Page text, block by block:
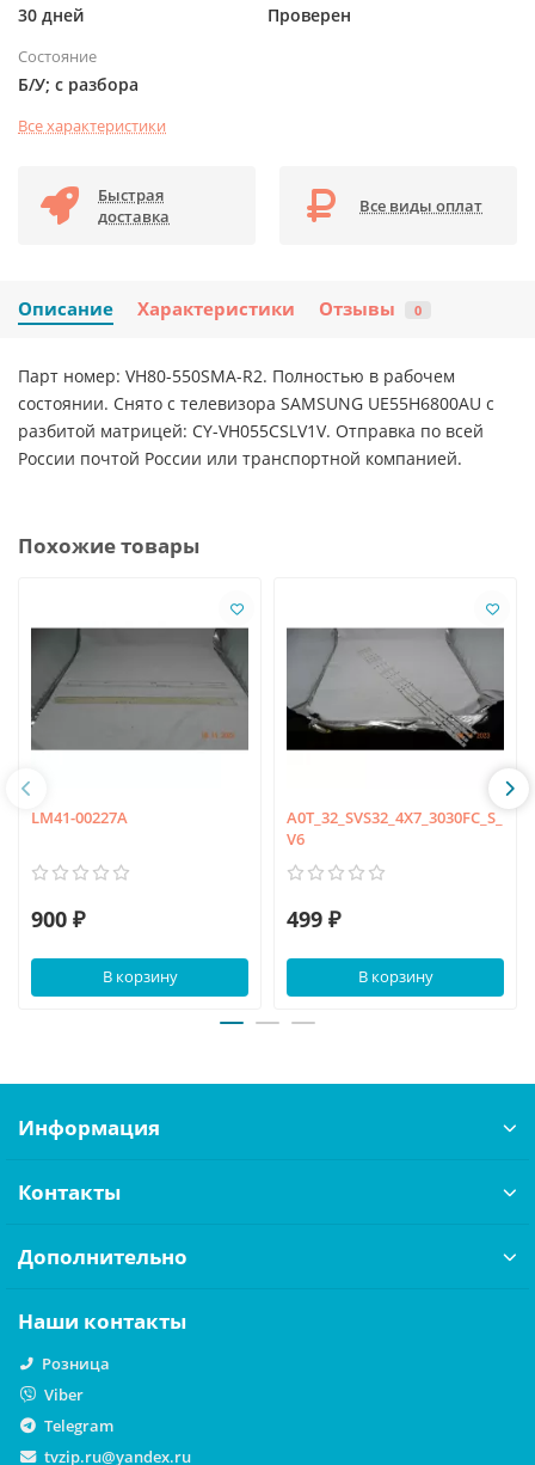
30 дней Проверен
Состояние
Б/У; с разбора
Все характеристики
Быстрая
доставка
Все виды оплат
Описание Характеристики Отзывы 0
Парт номер: VH80-550SMA-R2. Полностью в рабочем
состоянии. Снято с телевизора SAMSUNG UE55H6800AU с
разбитой матрицей: CY-VH055CSLV1V. Отправка по всей
России почтой России или транспортной компанией.
Похожие товары
LM41-00227A
900 ₽
В корзину
A0T_32_SVS32_4X7_3030FC_S_
V6
499 ₽
В корзину
Информация
Контакты
Дополнительно
Наши контакты
Розница
Viber
Telegram
tvzip.ru@yandex.ru